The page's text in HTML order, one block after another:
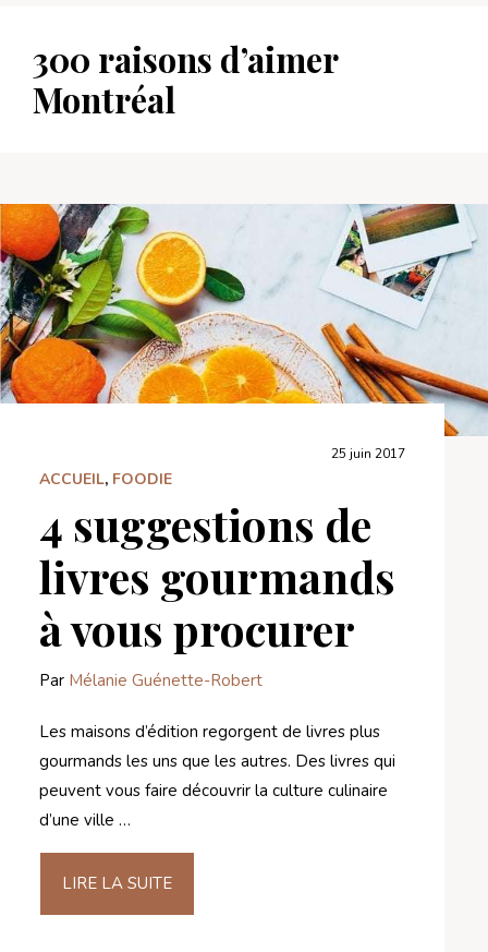
300 raisons d’aimer
Montréal
25 juin 2017
ACCUEIL, FOODIE
4 suggestions de
livres gourmands
à vous procurer
Par Mélanie Guénette-Robert
Les maisons d’édition regorgent de livres plus
gourmands les uns que les autres. Des livres qui
peuvent vous faire découvrir la culture culinaire
d’une ville …
LIRE LA SUITE